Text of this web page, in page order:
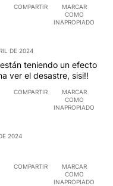
COMPARTIR
MARCAR
COMO
INAPROPIADO
DE 2024
teniendo un efecto
ver el desastre, sisi!!
COMPARTIR
MARCAR
COMO
INAPROPIADO
2024
COMPARTIR
MARCAR
COMO
INAPROPIADO